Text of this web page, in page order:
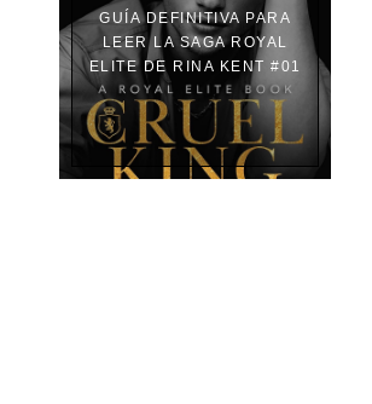
GUÍA DEFINITIVA PARA
LEER LA SAGA ROYAL
ELITE DE RINA KENT #01